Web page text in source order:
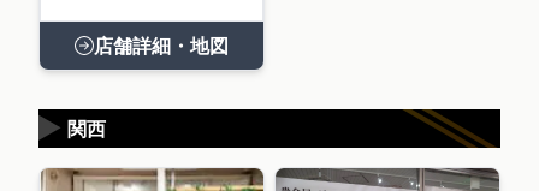
店舗詳細・地図
関西
▶